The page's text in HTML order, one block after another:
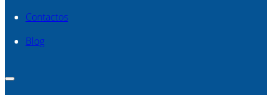
Contactos
Blog